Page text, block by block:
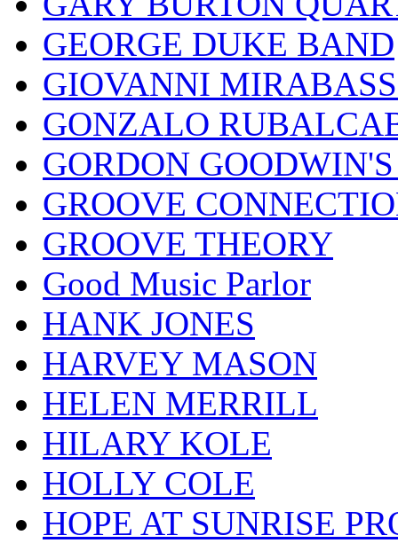
GEORGE DUKE BAND
GIOVANNI
GONZALO
GORDON
GROOVE
GROOVE THEORY
Good Music Parlor
HANK JONES
HARVEY MASON
HELEN MERRILL
HILARY KOLE
HOLLY COLE
HOPE AT SUNRISE